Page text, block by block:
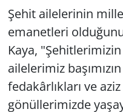
Şehit ailelerinin
emanetleri
Kaya,
ailelerimiz
fedakârlıkları ve
gönüllerimizde